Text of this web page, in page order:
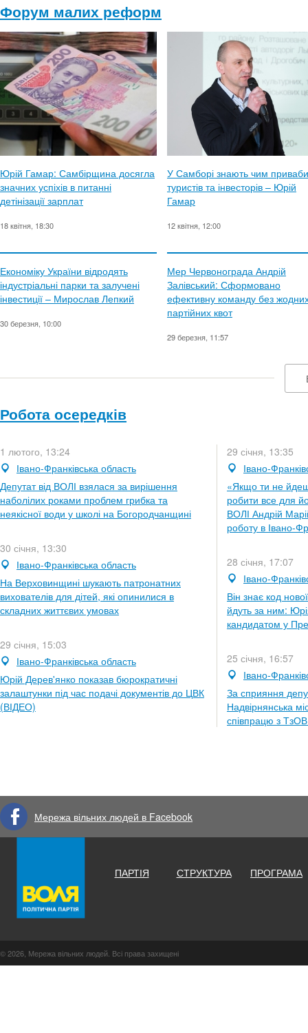
Форум малих реформ
Юрій Гамар: Самбірщина досягла
значних успіхів в питанні
детінізації зарплат
18 квітня, 18:30
У Самборі знають чим
туристів та інвесторів – Юрій
Гамар
12 квітня, 12:00
Економіку України відродять
індустріальні парки та залучені
інвестиції – Мирослав Лепкий
30 березня, 10:00
Мер Червонограда Андрій
Залівський: Сформовано
ефективну команду без
партійних квот
29 березня, 11:57
Робота осередків
1 лютого, 13:24
Івано-Франківська область
Депутат від ВОЛІ взялася за вирішення
наболілих роками проблем грибка та
неякісної води у школі на Богородчанщині
30 січня, 13:30
Івано-Франківська область
На Верховинщині шукають патронатних
вихователів для дітей, які опинилися в
складних життєвих умовах
29 січня, 15:03
Івано-Франківська область
Юрій Дерев'янко показав бюрократичні
залаштунки під час подачі документів до ЦВК
(ВІДЕО)
29 січня, 13:35
Івано-
«Якщо ти не
робити все для
ВОЛІ Андрій
роботу в Івано-
28 січня, 17:07
Івано-
Він знає код
йдуть за ним:
кандидатом у
25 січня, 16:57
Івано-
За сприяння
Надвірнянська
співпрацю з
Мережа вільних людей в Facebook
ПАРТІЯ СТРУКТУРА ПРОГРАМА
© 2026, Мережа вільних людей. Всі права захищені